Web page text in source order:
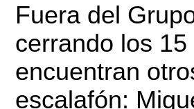
Fuera del
cerrando los
encuentran
escalafón: